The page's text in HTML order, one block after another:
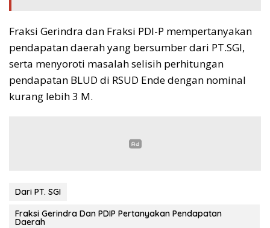
Fraksi Gerindra dan Fraksi PDI-P mempertanyakan
pendapatan daerah yang bersumber dari PT.SGI,
serta menyoroti masalah selisih perhitungan
pendapatan BLUD di RSUD Ende dengan nominal
kurang lebih 3 M.
Dari PT. SGI
Fraksi Gerindra Dan PDIP Pertanyakan Pendapatan
Daerah